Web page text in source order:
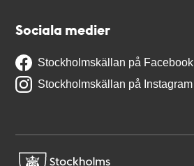
Sociala medier
Stockholmskällan på Facebook
Stockholmskällan på Instagram